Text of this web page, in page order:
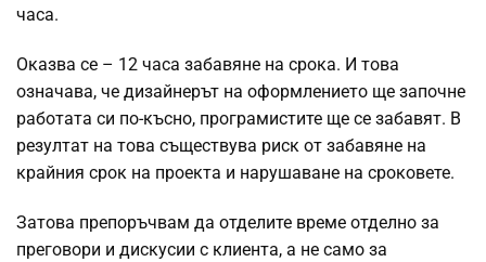
часа.
Оказва се – 12 часа забавяне на срока. И това
означава, че дизайнерът на оформлението ще започне
работата си по-късно, програмистите ще се забавят. В
резултат на това съществува риск от забавяне на
крайния срок на проекта и нарушаване на сроковете.
Затова препоръчвам да отделите време отделно за
преговори и дискусии с клиента, а не само за